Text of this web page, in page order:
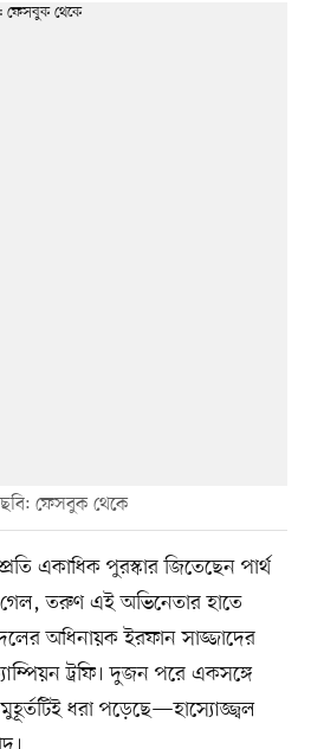
ছবি: ফেসবুক থেকে
একাধিক পুরস্কার জিতেছেন পার্থ
গেল, তরুণ এই অভিনেতার হাতে
অধিনায়ক ইরফান সাজ্জাদের
ট্রফি। দুজন পরে একসঙ্গে
ধরা পড়েছে—হাস্যোজ্জ্বল